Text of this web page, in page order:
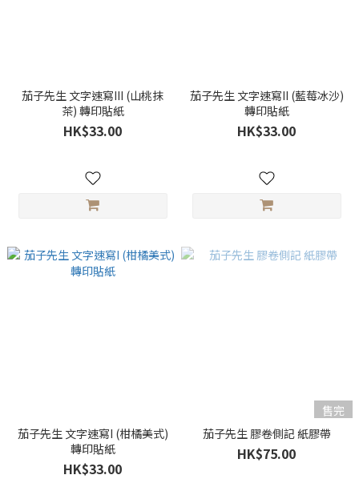
茄子先生 文字速寫III (山桃抹
茶) 轉印貼紙
HK$33.00
茄子先生 文字速寫II (藍莓冰沙)
轉印貼紙
HK$33.00
茄子先生 文字速寫I (柑橘美式)
轉印貼紙
HK$33.00
售完
茄子先生 膠卷側記 紙膠帶
HK$75.00